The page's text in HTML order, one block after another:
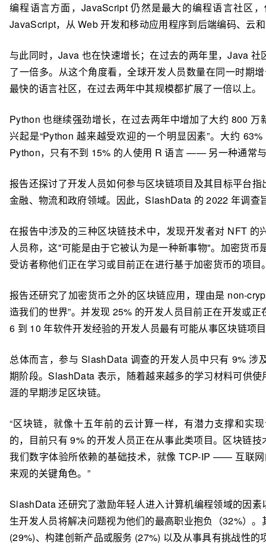
编程语言方面，JavaScript 仍然是最大的编程语言社区
JavaScript，从 Web 开发和移动应用程序到后端编码、云
与此同时，Java 也在快速增长；在过去的两年里，Java
了一倍多。从这个角度看，全球开发人员数量在同一时期
最快的语言社区，在过去两年中其规模都扩展了一倍以上。
Python 也继续强劲增长，在过去两年中增加了大约 800
兴起是“Python 越来越受欢迎的一个明显因素”。大约
Python，只有不到 15% 的人使用 R 语言 —— 另一种通常
报告还探讨了开发人员如何参与区块链项目及其目标平台
金融、物流和政府领域。因此，SlashData 的 2022 年调查
在报告中涉及的三种区块链技术中，发现开发者对 NFT
人员称，这"可能是由于它被认为是一种新事物"。加密货
受访者称他们正在学习或目前正在进行基于加密货币的项目
报告还研究了加密货币之外的区块链应用，理由是 non-
造我们的世界”。并发现 25% 的开发人员目前正在开发或
6 到 10 年软件开发经验的开发人员最有可能从事区块链项
总体而言，参与 SlashData 调查的开发人员中只有 9% 涉
期阶段。SlashData 表示，随着越来越多的学习材料可供
涯的早期涉足区块链。
“区块链，就像十五年前的云计算一样，有潜力支撑和实
的，目前只有 9% 的开发人员正在从事此类项目。区块链
我们数字体验所依赖的基础技术，就像 TCP-IP —— 互联
来观的关键角色。”
SlashData 还研究了激励年轻人进入计算机编程领域的因
生开发人员将解决问题视为他们的最高职业抱负（32%）
(29%)、构建创新产品或服务 (27%) 以及从事具有挑战性的